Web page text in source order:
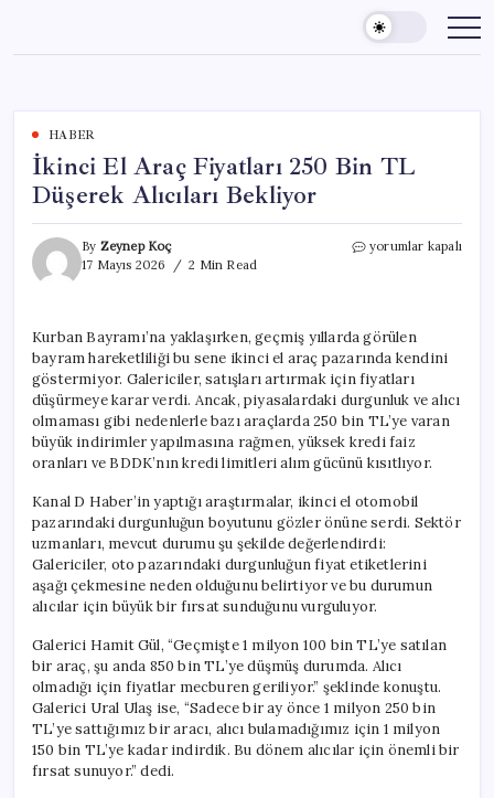
content
HABER
İkinci El Araç Fiyatları 250 Bin TL
Düşerek Alıcıları Bekliyor
By Zeynep Koç
17 Mayıs 2026
2 Min Read
İkinci
Bin
TL
Düşerek
Alıcıları
Bekliyor
için
yorumlar kapalı
Kurban Bayramı’na yaklaşırken, geçmiş yıllarda görülen
bayram hareketliliği bu sene ikinci el araç pazarında kendini
göstermiyor. Galericiler, satışları artırmak için fiyatları
düşürmeye karar verdi. Ancak, piyasalardaki durgunluk ve alıcı
olmaması gibi nedenlerle bazı araçlarda 250 bin TL’ye varan
büyük indirimler yapılmasına rağmen, yüksek kredi faiz
oranları ve BDDK’nın kredi limitleri alım gücünü kısıtlıyor.
Kanal D Haber’in yaptığı araştırmalar, ikinci el otomobil
pazarındaki durgunluğun boyutunu gözler önüne serdi. Sektör
uzmanları, mevcut durumu şu şekilde değerlendirdi:
Galericiler, oto pazarındaki durgunluğun fiyat etiketlerini
aşağı çekmesine neden olduğunu belirtiyor ve bu durumun
alıcılar için büyük bir fırsat sunduğunu vurguluyor.
Galerici Hamit Gül, “Geçmişte 1 milyon 100 bin TL’ye satılan
bir araç, şu anda 850 bin TL’ye düşmüş durumda. Alıcı
olmadığı için fiyatlar mecburen geriliyor.” şeklinde konuştu.
Galerici Ural Ulaş ise, “Sadece bir ay önce 1 milyon 250 bin
TL’ye sattığımız bir aracı, alıcı bulamadığımız için 1 milyon
150 bin TL’ye kadar indirdik. Bu dönem alıcılar için önemli bir
fırsat sunuyor.” dedi.